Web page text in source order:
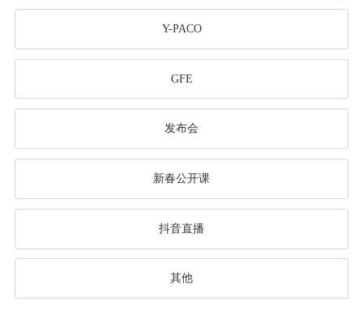
Y-PACO
GFE
发布会
新春公开课
抖音直播
其他